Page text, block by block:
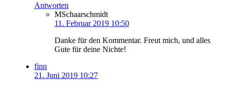
Antworten
MSchaarschmidt
11. Februar 2019 10:50
Danke für den Kommentar. Freut mich, und alles
Gute für deine Nichte!
finn
21. Juni 2019 10:27